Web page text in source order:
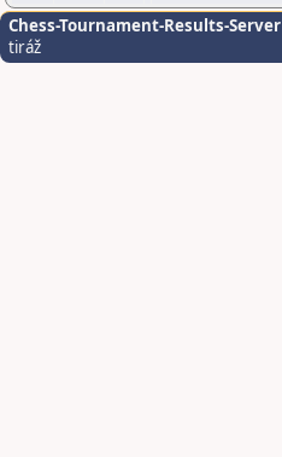
Chess-Tournament-Results-Server
tiráž